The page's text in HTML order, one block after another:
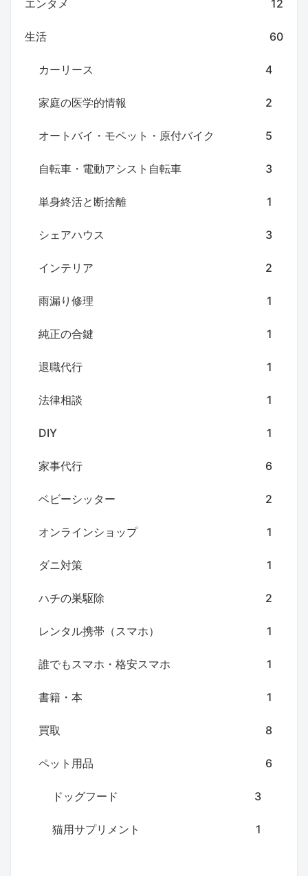
エンタメ 12
生活 60
カーリース 4
家庭の医学的情報 2
オートバイ・モペット・原付バイク 5
自転車・電動アシスト自転車 3
単身終活と断捨離 1
シェアハウス 3
インテリア 2
雨漏り修理 1
純正の合鍵 1
退職代行 1
法律相談 1
DIY 1
家事代行 6
ベビーシッター 2
オンラインショップ 1
ダニ対策 1
ハチの巣駆除 2
レンタル携帯（スマホ） 1
誰でもスマホ・格安スマホ 1
書籍・本 1
買取 8
ペット用品 6
ドッグフード 3
猫用サプリメント 1